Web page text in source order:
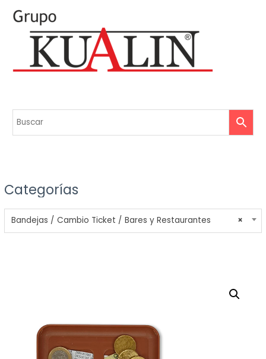
Categorías
×
Bandejas / Cambio Ticket / Bares y Restaurantes